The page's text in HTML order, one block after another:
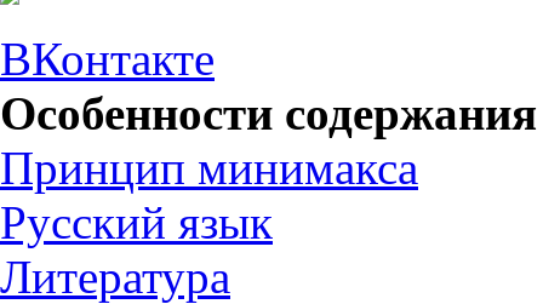
ВКонтакте
Особенности содержания
Принцип минимакса
Русский язык
Литература